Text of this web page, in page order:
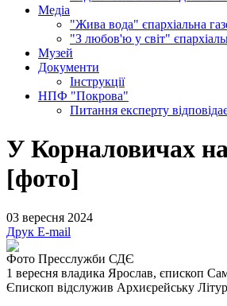
Медіа
"Жива вода" єпархіальна
"З любов'ю у світ"
Музей
Документи
Інструкції
НПФ "Покрова"
Питання експерту
У Корналовичах
[фото]
03 вересня 2024
Друк E-mail
Фото Пресслужби СДЄ
1 вересня владика Ярослав, єпископ
Єпископ відслужив Архиєрейську